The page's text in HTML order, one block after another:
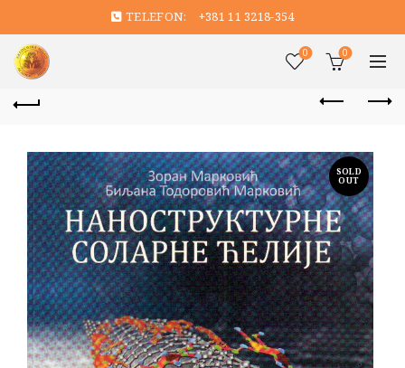
TELEFON: +381 11 3218-354
0 0
SOLD
OUT